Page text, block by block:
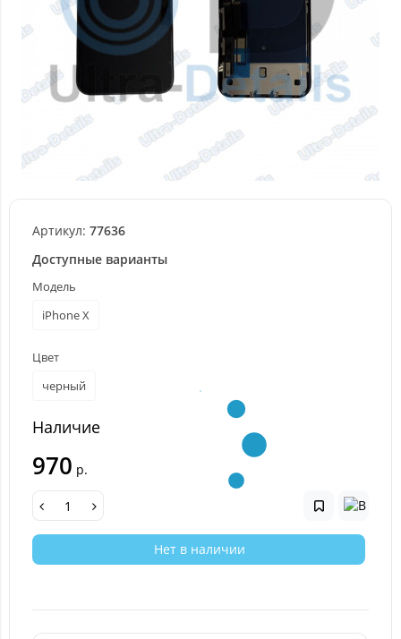
Артикул: 77636
Доступные варианты
Модель
iPhone X
Цвет
черный
Наличие
970 р.
Нет в наличии